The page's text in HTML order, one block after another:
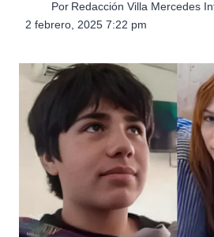
Por Redacción Villa Mercedes
2 febrero, 2025 7:22 pm